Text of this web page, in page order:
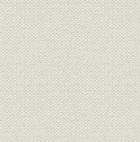
組織
エネルギー;設備
エネルギー;設備